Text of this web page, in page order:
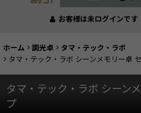
お客様は未ログインです
ホーム > 調光卓 > タマ・テック・ラボ
> タマ・テック・ラボ シーンメモリー卓
タマ・テック・ラボ シーン
プ